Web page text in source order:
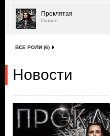
Проклятая
Cursed
ВСЕ РОЛИ (6)
Новости